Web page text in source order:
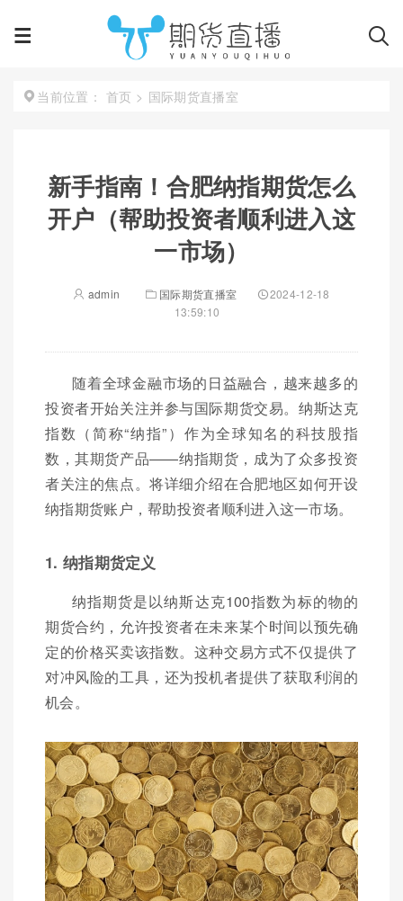
当前位置： 首页 > 国际期货直播室
新手指南！合肥纳指期货怎么
开户（帮助投资者顺利进入这
一市场）
admin 国际期货直播室
2024-12-18
13:59:10
随着全球金融市场的日益融合，越来越多的
投资者开始关注并参与国际期货交易。纳斯达克
指数（简称“纳指”）作为全球知名的科技股指
数，其期货产品——纳指期货，成为了众多投资
者关注的焦点。将详细介绍在合肥地区如何开设
纳指期货账户，帮助投资者顺利进入这一市场。
1. 纳指期货定义
纳指期货是以纳斯达克100指数为标的物的
期货合约，允许投资者在未来某个时间以预先确
定的价格买卖该指数。这种交易方式不仅提供了
对冲风险的工具，还为投机者提供了获取利润的
机会。